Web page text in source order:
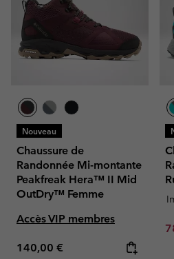
Nouveau
Chaussure de
Randonnée Mi-montante
Peakfreak Hera™ II Mid
OutDry™ Femme
Accès VIP membres
Regular price:
140,00 €